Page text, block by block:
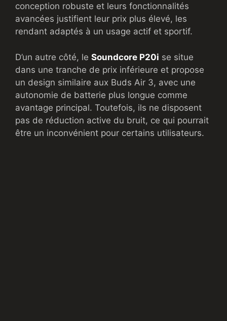
conception robuste et leurs fonctionnalités
avancées justifient leur prix plus élevé, les
rendant adaptés à un usage actif et sportif.
D’un autre côté, le Soundcore P20i se situe
dans une tranche de prix inférieure et propose
un design similaire aux Buds Air 3, avec une
autonomie de batterie plus longue comme
avantage principal. Toutefois, ils ne disposent
pas de réduction active du bruit, ce qui pourrait
être un inconvénient pour certains utilisateurs.